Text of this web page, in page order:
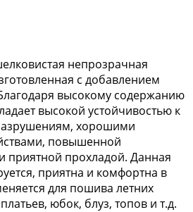
непрозрачная
с добавлением
высокому содержанию
высокой устойчивостью к
хорошими
повышенной
приятной прохладой. Данная
приятна и комфортна в
для пошива летних
юбок, блуз, топов и т.д.